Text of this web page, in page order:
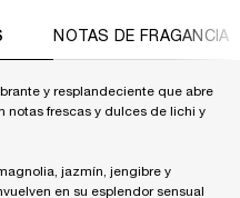
NOTAS DE FRAGANCIA
y resplandeciente que abre
notas frescas y dulces de lichi y
jazmín, jengibre y
en su esplendor sensual